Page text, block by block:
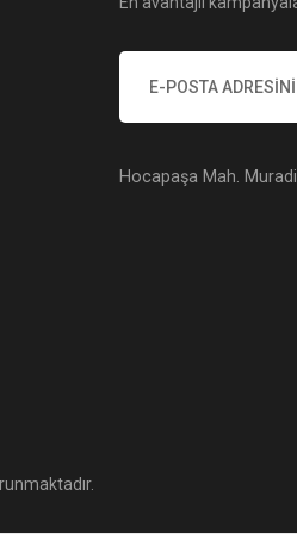
Hocapaşa Mah.